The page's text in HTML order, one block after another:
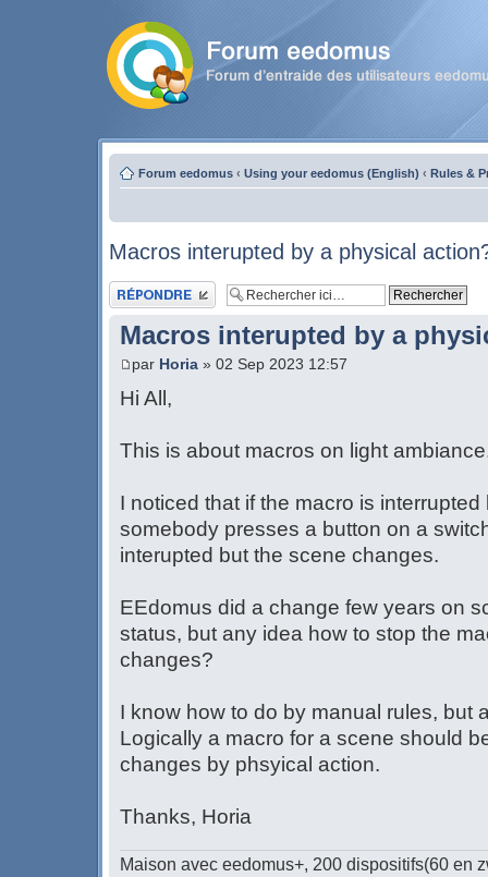
Forum eedomus ‹ Using your eedomus (English) ‹ Rules &
Macros interupted by a physical
Publier une réponse
Macros interupted by a
par Horia » 02 Sep 2023 12:57
Hi All,
This is about macros on light
I noticed that if the macro is
somebody presses a button on a
interupted but the scene changes.
EEdomus did a change few years on
status, but any idea how to stop the
changes?
I know how to do by manual rules, but
Logically a macro for a scene should
changes by phsyical action.
Thanks, Horia
Maison avec eedomus+, 200 dispositifs(60 en